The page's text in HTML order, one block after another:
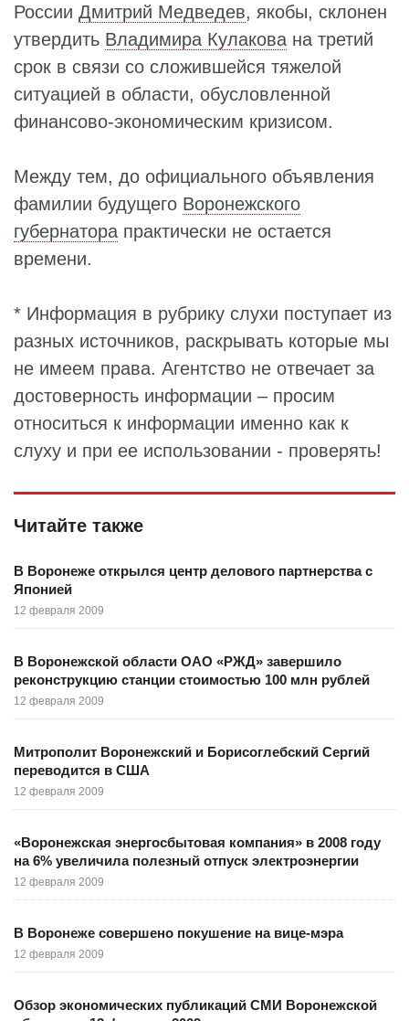
России Дмитрий Медведев, якобы, склонен
утвердить Владимира Кулакова на третий
срок в связи со сложившейся тяжелой
ситуацией в области, обусловленной
финансово-экономическим кризисом.
Между тем, до официального объявления
фамилии будущего Воронежского
губернатора практически не остается
времени.
* Информация в рубрику слухи поступает из
разных источников, раскрывать которые мы
не имеем права. Агентство не отвечает за
достоверность информации – просим
относиться к информации именно как к
слуху и при ее использовании - проверять!
Читайте также
В Воронеже открылся центр делового партнерства с
Японией
12 февраля 2009
В Воронежской области ОАО «РЖД» завершило
реконструкцию станции стоимостью 100 млн рублей
12 февраля 2009
Митрополит Воронежский и Борисоглебский Сергий
переводится в США
12 февраля 2009
«Воронежская энергосбытовая компания» в 2008 году
на 6% увеличила полезный отпуск электроэнергии
12 февраля 2009
В Воронеже совершено покушение на вице-мэра
12 февраля 2009
Обзор экономических публикаций СМИ Воронежской